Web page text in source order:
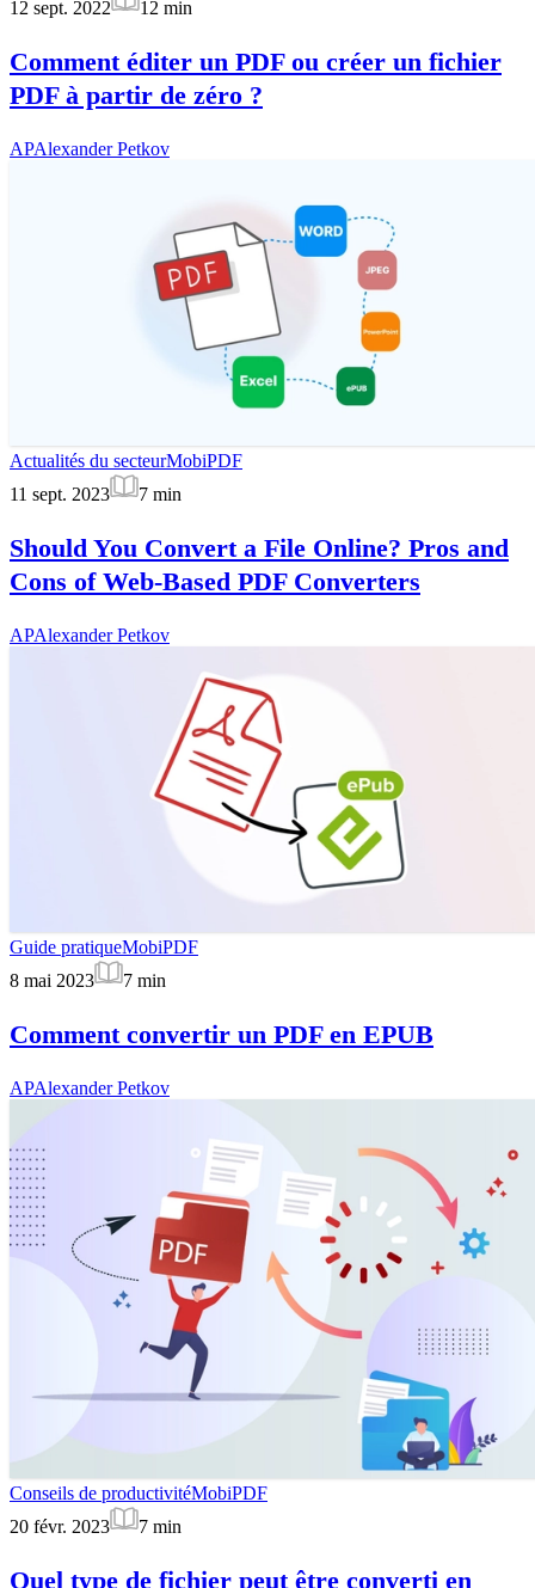
12 sept. 2022
12 min
Comment éditer un PDF ou créer un fichier
PDF à partir de zéro ?
APAlexander Petkov
Actualités du secteurMobiPDF
11 sept. 2023
7 min
Should You Convert a File Online? Pros and
Cons of Web-Based PDF Converters
APAlexander Petkov
Guide pratiqueMobiPDF
8 mai 2023
7 min
Comment convertir un PDF en EPUB
APAlexander Petkov
Conseils de productivitéMobiPDF
20 févr. 2023
7 min
Quel type de fichier peut être converti en